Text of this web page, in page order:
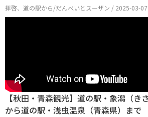
拝啓、道の駅から/だんぺいとスーザン / 2025-03-07
【秋田・青森観光】道の駅・象潟（き
から道の駅・浅虫温泉（青森県）まで